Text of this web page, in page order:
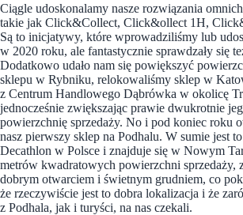
Ciągle udoskonalamy nasze rozwiązania
takie jak Click&Collect, Click&ollect 1H,
Są to inicjatywy, które wprowadziliśmy lub
w 2020 roku, ale fantastycznie sprawdzały się
Dodatkowo udało nam się powiększyć
sklepu w Rybniku, relokowaliśmy sklep w
z Centrum Handlowego Dąbrówka w okolicę
jednocześnie zwiększając prawie dwukrotnie
powierzchnię sprzedaży. No i pod koniec roku
nasz pierwszy sklep na Podhalu. W sumie jest
Decathlon w Polsce i znajduje się w Nowym
metrów kwadratowych powierzchni sprzedaży,
dobrym otwarciem i świetnym grudniem, co
że rzeczywiście jest to dobra lokalizacja i że
z Podhala, jak i turyści, na nas czekali.